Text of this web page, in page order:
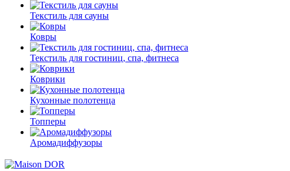
Текстиль для сауны
Ковры
Текстиль для гостиниц, спа, фитнеса
Коврики
Кухонные полотенца
Топперы
Аромадиффузоры